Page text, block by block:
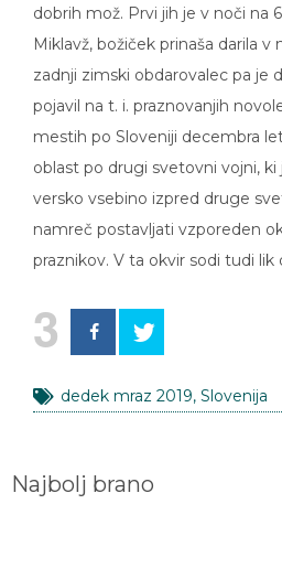
dobrih mož. Prvi jih je v noči na
Miklavž, božiček prinaša darila v
zadnji zimski obdarovalec pa je
pojavil na t. i. praznovanjih
mestih po Sloveniji decembra
oblast po drugi svetovni vojni,
versko vsebino izpred druge
namreč postavljati vzporeden
praznikov. V ta okvir sodi tudi lik
3
dedek mraz 2019, Slovenija
Najbolj brano